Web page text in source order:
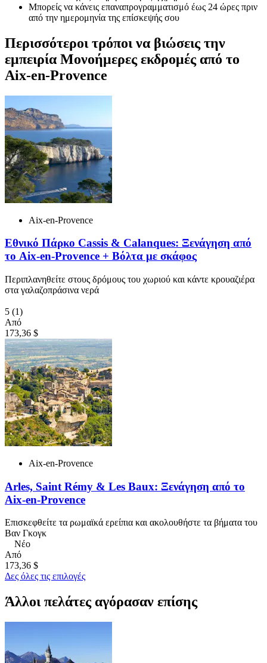
Μπορείς να κάνεις επαναπρογραμματισμό έως 24 ώρες πριν
από την ημερομηνία της επίσκεψής σου
Περισσότεροι τρόποι να βιώσεις την
εμπειρία Μονοήμερες εκδρομές από το
Aix-en-Provence
Aix-en-Provence
Εθνικό Πάρκο Cassis & Calanques: Ξενάγηση από
το Aix-en-Provence + Βόλτα με σκάφος
Περιπλανηθείτε στους δρόμους του χωριού και κάντε κρουαζιέρα
στα γαλαζοπράσινα νερά
5 (1)
Από
173,36 $
Aix-en-Provence
Arles, Saint Rémy & Les Baux: Ξενάγηση από το
Aix-en-Provence
Επισκεφθείτε τα ρωμαϊκά ερείπια και ακολουθήστε τα βήματα του
Βαν Γκογκ
Νέο
Από
173,36 $
Δες όλες τις επιλογές
Άλλοι πελάτες αγόρασαν επίσης